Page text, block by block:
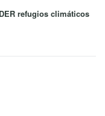
refugios climáticos